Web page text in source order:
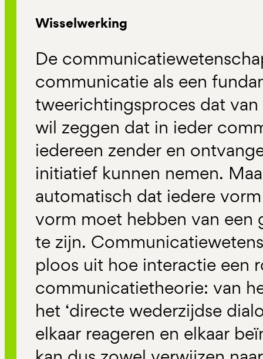
Wisselwerking
De
communicatie als een
tweerichtingsproces dat
wil zeggen dat in ieder
iedereen zender en
initiatief kunnen nemen.
automatisch dat iedere
vorm moet hebben van een
te zijn.
ploos uit hoe interactie een
communicatietheorie: van
het ‘directe wederzijdse
elkaar reageren en elkaar